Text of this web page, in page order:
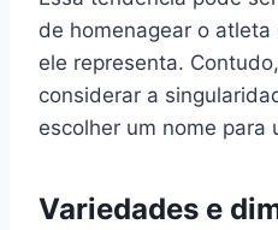
de homenagear o
ele representa.
considerar a
escolher um nome para
Variedades e